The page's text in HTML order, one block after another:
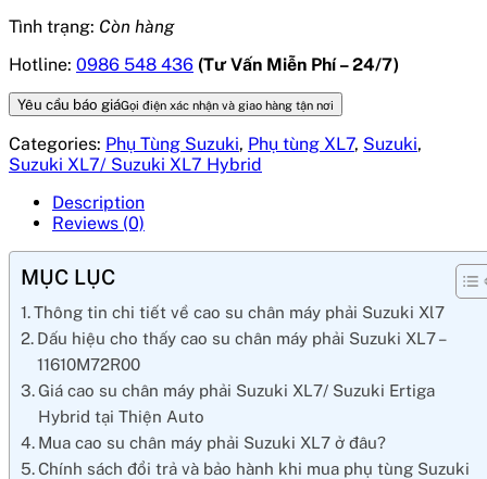
Tình trạng: Còn hàng
Hotline: 0986 548 436 (Tư Vấn Miễn Phí – 24/7)
Yêu cầu báo giáGọi điện xác nhận và giao hàng tận nơi
Categories: Phụ Tùng Suzuki, Phụ tùng XL7, Suzuki,
Suzuki XL7/ Suzuki XL7 Hybrid
Description
Reviews (0)
MỤC LỤC
Thông tin chi tiết về cao su chân máy phải Suzuki Xl7
Dấu hiệu cho thấy cao su chân máy phải Suzuki XL7 –
11610M72R00
Giá cao su chân máy phải Suzuki XL7/ Suzuki Ertiga
Hybrid tại Thiện Auto
Mua cao su chân máy phải Suzuki XL7 ở đâu?
Chính sách đổi trả và bảo hành khi mua phụ tùng Suzuki